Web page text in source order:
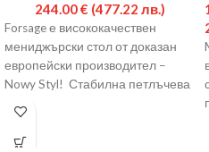
244.00€ (477.22 лв.)
Forsage е висококачествен
мениджърски стол от доказан
европейски производител –
Nowy Styl! Стабилна петлъчева
полиамидна основа в цвят алу.
Газов